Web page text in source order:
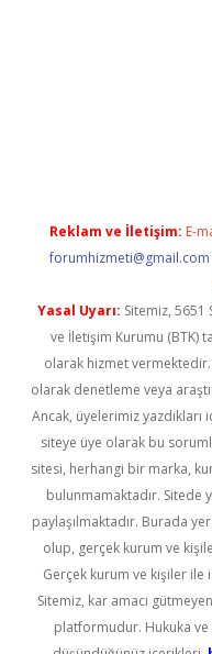
Reklam ve İletişim: E-
forumhizmeti@gmail.com
Yasal Uyarı: Sitemiz, 5651
ve İletişim Kurumu (BTK)
olarak hizmet
olarak denetleme veya
Ancak, üyelerimiz
siteye üye olarak bu
sitesi, herhangi bir marka,
bulunmamaktadır. Sitede
paylaşılmaktadır. Burada
olup, gerçek kurum ve
Gerçek kurum ve kişiler
Sitemiz, kar amacı
platformudur. Hukuka ve